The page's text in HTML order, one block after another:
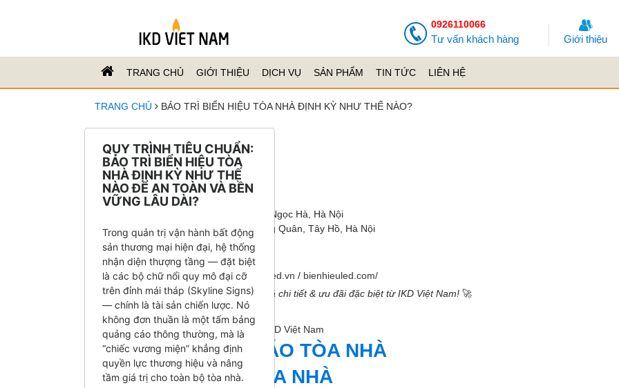
0926110066
Tư vấn khách hàng Giới thiệu
TRANG CHỦ GIỚI THIỆU DỊCH VỤ SẢN PHẨM TIN TỨC LIÊN HỆ
TRANG CHỦ BẢO TRÌ BIỂN HIỆU TÒA NHÀ ĐỊNH KỲ NHƯ THẾ NÀO?
QUY TRÌNH TIÊU CHUẨN:
BẢO TRÌ BIỂN HIỆU TÒA
NHÀ ĐỊNH KỲ NHƯ THẾ
NÀO ĐỂ AN TOÀN VÀ BỀN
VỮNG LÂU DÀI?
Trong quản trị vận hành bất động
sản thương mại hiện đại, hệ thống
nhận diện thượng tầng — đặt biệt
là các bộ chữ nổi quy mô đại cỡ
trên đỉnh mái tháp (Skyline Signs)
— chính là tài sản chiến lược. Nó
không đơn thuần là một tấm bảng
quảng cáo thông thường, mà là
“chiếc vương miện” khẳng định
quyền lực thương hiệu và nâng
tầm giá trị cho toàn bộ tòa nhà.
✔ Báo giá trong 5 phút
✔ Tư vấn miễn phí
✔ Thiết kế ngay trong ngày
🏢Công ty Quảng Cáo IKD Việt Nam
📍 Trụ sở: Số 32 phố Đốc Ngữ, phường Ngọc Hà, Hà Nội
📍 VP giao dịch: Số 39B/42/175 Lạc Long Quân, Tây Hồ, Hà Nội
📞 Hotline:0926 110 066
📧 Email:bientoanha@gmail.com
🌍Website: bienhieuled.com/bienhieuled.vn / bienhieuled.com/
⏳Liên hệ ngay hôm nay để nhận báo giá chi tiết & ưu đãi đặc biệt từ IKD Việt Nam! 🚀
Gmail:quangcaoikd@gmail.com
Danh mục sản phẩm của
Quảng cáo IKD Việt Nam
BIỂN QUẢNG CÁO TÒA NHÀ
BỘ CHỮ NỔI TÒA NHÀ